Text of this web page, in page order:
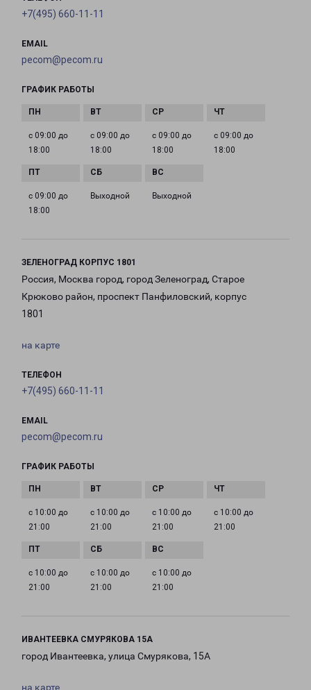
+7(495) 660-11-11
EMAIL
pecom@pecom.ru
ГРАФИК РАБОТЫ
с 09:00 до
18:00
с 09:00 до
18:00
с 09:00 до
18:00
с 09:00 до
18:00
с 09:00 до
18:00
Выходной Выходной
ЗЕЛЕНОГРАД КОРПУС 1801
Россия, Москва город, город Зеленоград, Старое
Крюково район, проспект Панфиловский, корпус
1801
на карте
ТЕЛЕФОН
+7(495) 660-11-11
EMAIL
pecom@pecom.ru
ГРАФИК РАБОТЫ
с 10:00 до
21:00
с 10:00 до
21:00
с 10:00 до
21:00
с 10:00 до
21:00
с 10:00 до
21:00
с 10:00 до
21:00
с 10:00 до
21:00
ИВАНТЕЕВКА СМУРЯКОВА 15А
город Ивантеевка, улица Смурякова, 15А
на карте